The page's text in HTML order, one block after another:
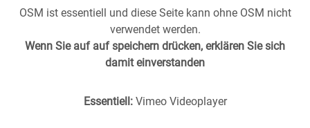
Stuttgart aus derVergangenheitin dieGegenwart
OSM ist essentiell und diese Seite kann ohne OSM nicht
verwendet werden.
Wenn Sie auf auf speichern drücken, erklären Sie sich
damit einverstanden
Essentiell:Vimeo Videoplayer